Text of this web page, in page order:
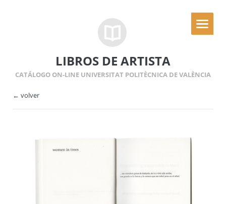
LIBROS DE ARTISTA
CATÁLOGO ON-LINE UNIVERSITAT POLITÈCNICA DE VALÈNCIA
← volver